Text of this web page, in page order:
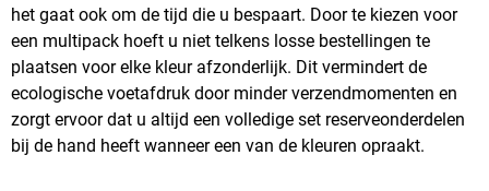
het gaat ook om de tijd die u bespaart. Door te kiezen voor
een multipack hoeft u niet telkens losse bestellingen te
plaatsen voor elke kleur afzonderlijk. Dit vermindert de
ecologische voetafdruk door minder verzendmomenten en
zorgt ervoor dat u altijd een volledige set reserveonderdelen
bij de hand heeft wanneer een van de kleuren opraakt.